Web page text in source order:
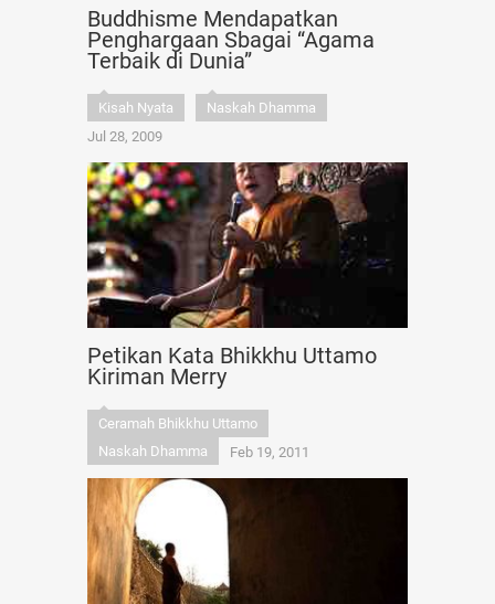
Buddhisme Mendapatkan
Penghargaan Sbagai “Agama
Terbaik di Dunia”
Kisah Nyata
Naskah Dhamma
Jul 28, 2009
Petikan Kata Bhikkhu Uttamo
Kiriman Merry
Ceramah Bhikkhu Uttamo
Naskah Dhamma
Feb 19, 2011